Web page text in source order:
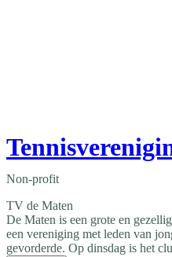
Non-profit
TV de Maten
De Maten is een grote en
een vereniging met leden van
gevorderde. Op dinsdag is het